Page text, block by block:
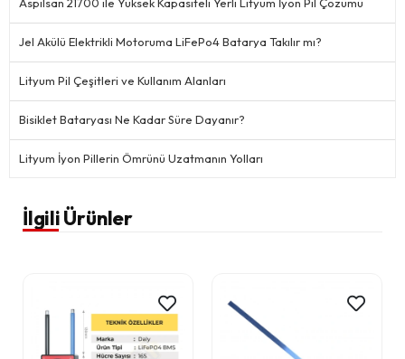
Jel Akülü Elektrikli Motoruma LiFePo4 Batarya Takılır mı?
Lityum Pil Çeşitleri ve Kullanım Alanları
Bisiklet Bataryası Ne Kadar Süre Dayanır?
Lityum İyon Pillerin Ömrünü Uzatmanın Yolları
İlgili Ürünler